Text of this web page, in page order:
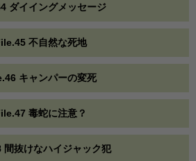
ダイイングメッセージ
不自然な死地
キャンパーの変死
毒蛇に注意？
間抜けなハイジャック犯